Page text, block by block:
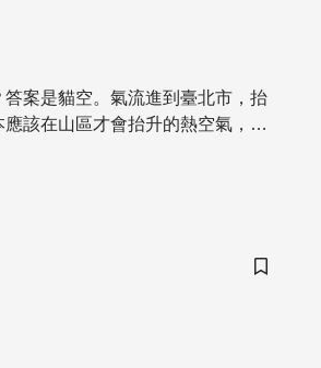
案是貓空。氣流進到臺北市，抬
該在山區才會抬升的熱空氣，提
儲存書籤